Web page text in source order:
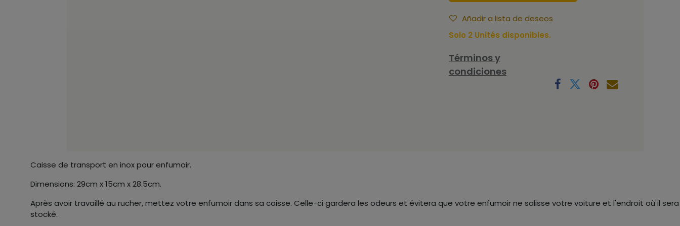
Añadir a lista de deseos
Solo 2 Unités disponibles.
Términos y
condiciones
Caisse de transport en inox pour enfumoir.
Dimensions: 29cm x 15cm x 28.5cm.
Après avoir travaillé au rucher, mettez votre enfumoir dans sa caisse. Celle-ci gardera les odeurs et évitera que votre enfumoir ne salisse votre voiture et l'endroit où il sera
stocké.